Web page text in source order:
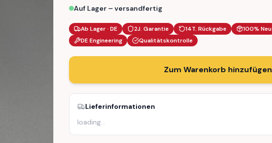
Auf Lager – versandfertig
Ab Lager · DE 2J. Garantie 14T. Rückgabe 100% Neu
DE Engineering
Qualitätskontrolle
Zum Warenkorb hinzufügen
Lieferinformationen
loading…